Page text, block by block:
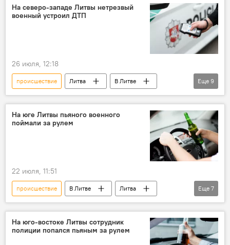
Белоруссия
граница
государственная граница
Происшествия
Государственная служба охраны государственной границы (VSAT)
пограничники
На северо-западе Литвы нетрезвый
военный устроил ДТП
26 июля, 12:18
происшествие Литва
В Литве
ДТП
Происшествия
Общество
военные
нетрезвые водители
вождение в нетрезвом состоянии
Еще 9
На юге Литвы пьяного военного
поймали за рулем
22 июля, 11:51
происшествие В Литве
Литва
Происшествия
нетрезвые водители
нетрезвое вождение
вождение в нетрезвом состоянии
Еще 7
На юго-востоке Литвы сотрудник
полиции попался пьяным за рулем